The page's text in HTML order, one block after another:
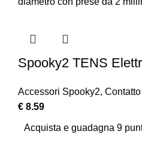
Spooky2 TENS
Accessori Spooky2,
€ 8.59
Acquista e guadagna 9